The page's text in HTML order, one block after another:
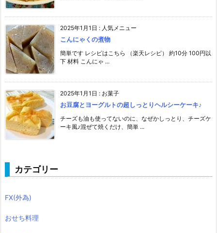
2025年1月1日 : 人気メニュー
こんにゃくの煮物
簡単です レシピはこちら （楽天レシピ） 約10分 100円以
下 材料 こんにゃ ...
2025年1月1日 : お菓子
お豆腐とヨーグルトの超しっとりヘルシーケーキ♪
チーズも油も使ってないのに、なぜかしっとり、チーズケ
ーキ風♪混ぜて焼くだけ、簡単 ...
カテゴリー
FX(外為)
おせち料理